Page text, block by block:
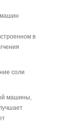
в
соли
машины,